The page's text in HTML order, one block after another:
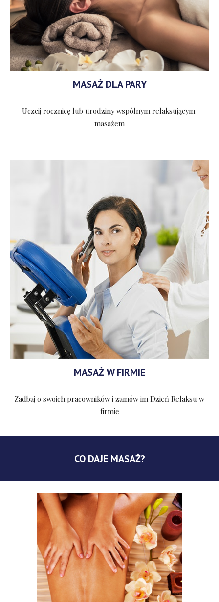
MASAŻ DLA PARY
Uczcij rocznicę lub urodziny wspólnym relaksującym
masażem
MASAŻ W FIRMIE
Zadbaj o swoich pracowników i zamów im Dzień Relaksu w
firmie
CO DAJE MASAŻ?